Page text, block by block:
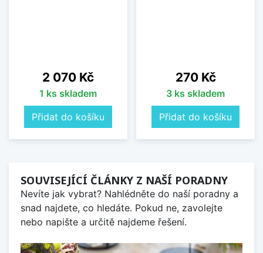
Cena
2 070 Kč
1 ks skladem
Přidat do košíku
Cena
270 Kč
3 ks skladem
Přidat do košíku
SOUVISEJÍCÍ ČLÁNKY Z NAŠÍ PORADNY
Nevíte jak vybrat? Nahlédněte do naší poradny a
snad najdete, co hledáte. Pokud ne, zavolejte
nebo napište a určitě najdeme řešení.